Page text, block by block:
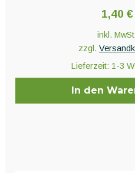
1,40 €
inkl.
zzgl.
Lieferzeit: 1-3
In den